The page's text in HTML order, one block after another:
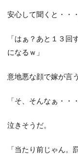
安心して聞くと・・・
「はぁ？あと１３
になるｗ」
意地悪な顔で嫁が言う
「そ、そんなぁ・・
泣きそうだ。
「当たり前じゃん。